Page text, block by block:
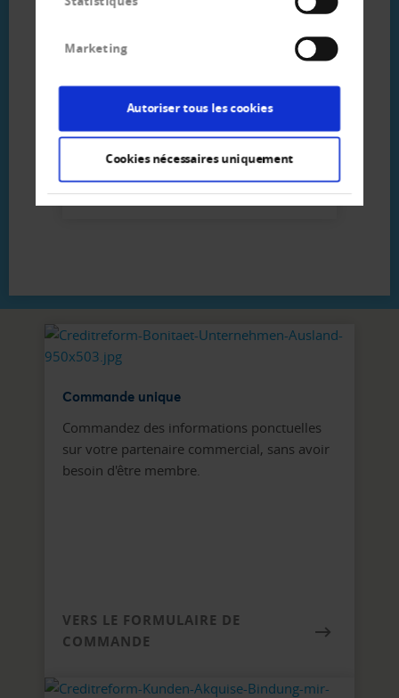
Marketing
Autoriser tous les cookies
Cookies nécessaires uniquement
zum Team
Creditreform Luzern Bannwart AG
+41 41 - 370 19 - 44
Ecrire e-mail
Commande unique
Commandez des informations ponctuelles
sur votre partenaire commercial, sans avoir
besoin d'être membre.
VERS LE FORMULAIRE DE
COMMANDE